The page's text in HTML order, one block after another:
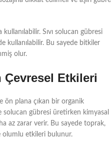
Sıvı solucan gübresi
kullanılabilir. Bu sayede bitkiler
olur.
Etkileri
ön plana çıkan bir organik
solucan gübresi üretirken kimyasal
az zarar verir. Bu sayede toprak,
olumlu etkileri bulunur.